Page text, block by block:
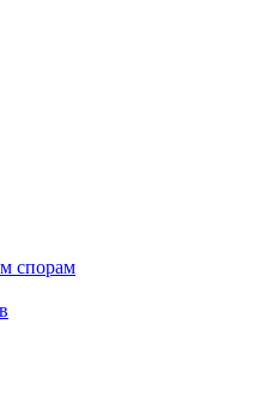
спорам